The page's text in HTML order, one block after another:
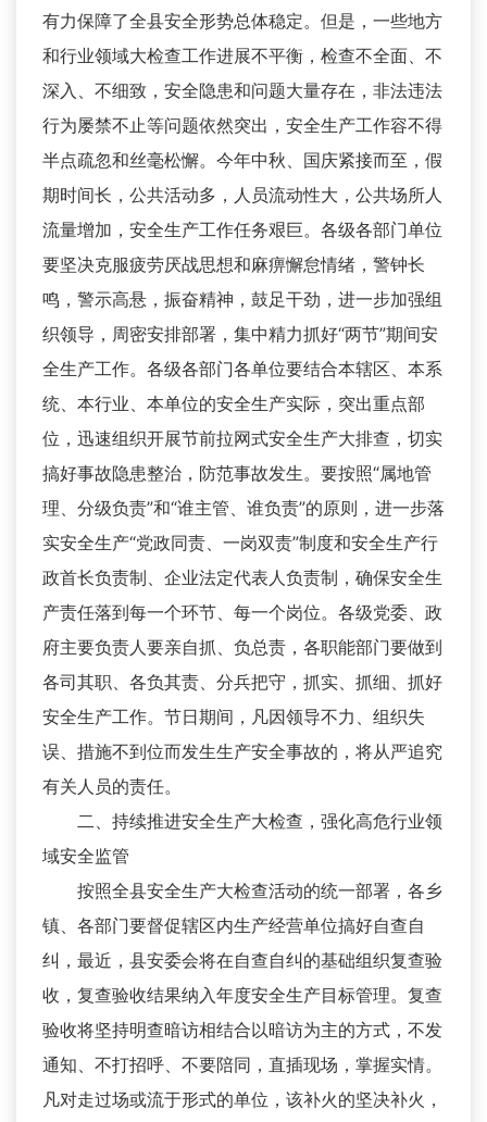
有力保障了全县安全形势总体稳定。但是，一些地方
和行业领域大检查工作进展不平衡，检查不全面、不
深入、不细致，安全隐患和问题大量存在，非法违法
行为屡禁不止等问题依然突出，安全生产工作容不得
半点疏忽和丝毫松懈。今年中秋、国庆紧接而至，假
期时间长，公共活动多，人员流动性大，公共场所人
流量增加，安全生产工作任务艰巨。各级各部门单位
要坚决克服疲劳厌战思想和麻痹懈怠情绪，警钟长
鸣，警示高悬，振奋精神，鼓足干劲，进一步加强组
织领导，周密安排部署，集中精力抓好“两节”期间安
全生产工作。各级各部门各单位要结合本辖区、本系
统、本行业、本单位的安全生产实际，突出重点部
位，迅速组织开展节前拉网式安全生产大排查，切实
搞好事故隐患整治，防范事故发生。要按照“属地管
理、分级负责”和“谁主管、谁负责”的原则，进一步落
实安全生产“党政同责、一岗双责”制度和安全生产行
政首长负责制、企业法定代表人负责制，确保安全生
产责任落到每一个环节、每一个岗位。各级党委、政
府主要负责人要亲自抓、负总责，各职能部门要做到
各司其职、各负其责、分兵把守，抓实、抓细、抓好
安全生产工作。节日期间，凡因领导不力、组织失
误、措施不到位而发生生产安全事故的，将从严追究
有关人员的责任。
二、持续推进安全生产大检查，强化高危行业领
域安全监管
按照全县安全生产大检查活动的统一部署，各乡
镇、各部门要督促辖区内生产经营单位搞好自查自
纠，最近，县安委会将在自查自纠的基础组织复查验
收，复查验收结果纳入年度安全生产目标管理。复查
验收将坚持明查暗访相结合以暗访为主的方式，不发
通知、不打招呼、不要陪同，直插现场，掌握实情。
凡对走过场或流于形式的单位，该补火的坚决补火，